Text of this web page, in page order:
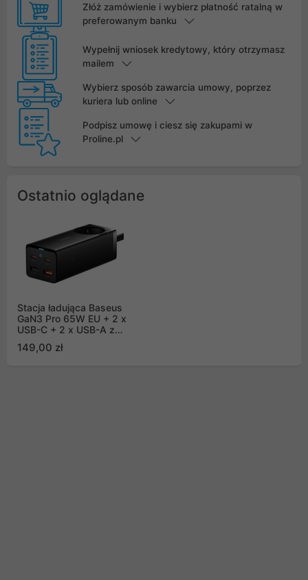
Złóż zamówienie i wybierz płatność ratalną w
preferowanym banku
Wypełnij wniosek kredytowy, który otrzymasz
mailem
Wybierz sposób zawarcia umowy, poprzez
kuriera lub online
Podpisz umowę i ciesz się zakupami w
Proline.pl
Ostatnio oglądane
Stacja ładująca Baseus
GaN3 Pro 65W EU + 2 x
USB-C + 2 x USB-A z
USB-C 100W 1m -
149,00 zł